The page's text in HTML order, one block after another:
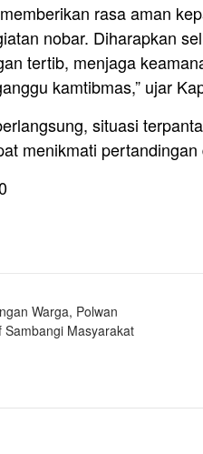
rasa aman
nobar. Diharapkan
tertib, menjaga
kamtibmas,” ujar
situasi
menikmati
Warga, Polwan
Sambangi Masyarakat